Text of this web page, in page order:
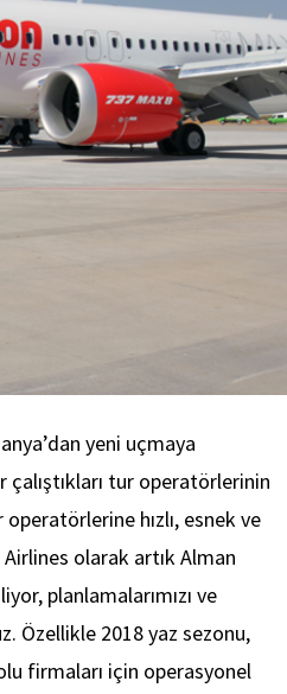
yeni uçmaya
çalıştıkları tur operatörlerinin
hızlı, esnek ve
olarak artık Alman
planlamalarımızı ve
Özellikle 2018 yaz sezonu,
firmaları için operasyonel